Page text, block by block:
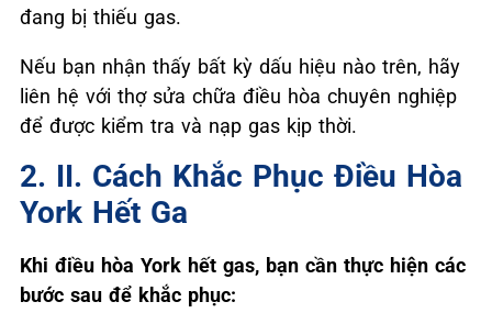
đang bị thiếu gas.
Nếu bạn nhận thấy bất kỳ dấu hiệu nào trên, hãy
liên hệ với thợ sửa chữa điều hòa chuyên nghiệp
để được kiểm tra và nạp gas kịp thời.
2. II. Cách Khắc Phục Điều Hòa
York Hết Ga
Khi điều hòa York hết gas, bạn cần thực hiện các
bước sau để khắc phục: